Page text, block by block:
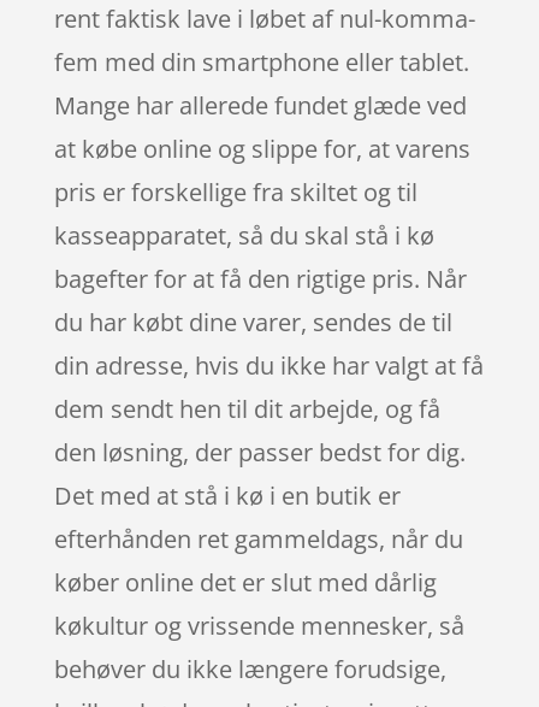
rent faktisk lave i løbet af nul-komma-
fem med din smartphone eller tablet.
Mange har allerede fundet glæde ved
at købe online og slippe for, at varens
pris er forskellige fra skiltet og til
kasseapparatet, så du skal stå i kø
bagefter for at få den rigtige pris. Når
du har købt dine varer, sendes de til
din adresse, hvis du ikke har valgt at få
dem sendt hen til dit arbejde, og få
den løsning, der passer bedst for dig.
Det med at stå i kø i en butik er
efterhånden ret gammeldags, når du
køber online det er slut med dårlig
køkultur og vrissende mennesker, så
behøver du ikke længere forudsige,